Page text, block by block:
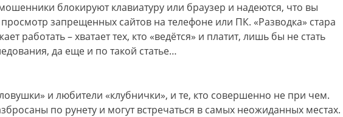
блокируют клавиатуру или браузер и надеются, что вы
запрещенных сайтов на телефоне или ПК. «Разводка» стара
работать – хватает тех, кто «ведётся» и платит, лишь бы не стать
да еще и по такой статье…
и любители «клубнички», и те, кто совершенно не при чем.
по рунету и могут встречаться в самых неожиданных местах.